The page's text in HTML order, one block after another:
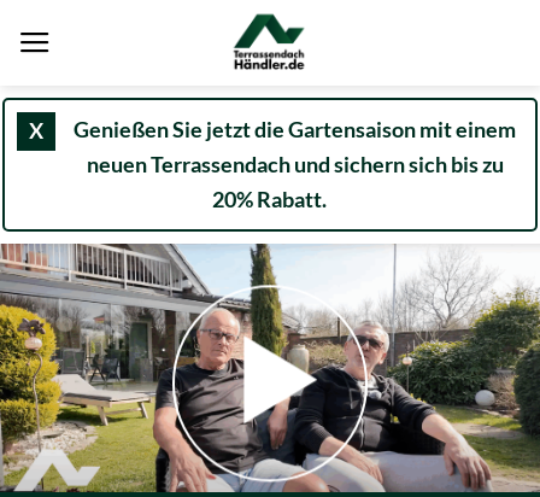
Inhalt
X
Genießen Sie jetzt die Gartensaison mit einem
neuen Terrassendach und sichern sich bis zu
20% Rabatt.